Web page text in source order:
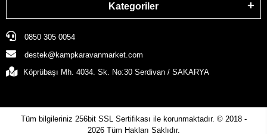
Kategoriler
0850 305 0054
destek@kampkaravanmarket.com
Köprübaşı Mh. 4034. Sk. No:30 Serdivan / SAKARYA
Tüm bilgileriniz 256bit SSL Sertifikası ile korunmaktadır. © 2018 -
2026 Tüm Hakları Saklıdır.